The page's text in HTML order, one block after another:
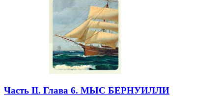
Часть II. Глава 6. МЫС БЕРНУИЛЛИ